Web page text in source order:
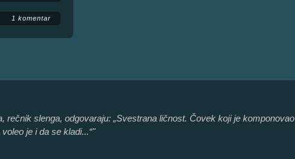
1 komentar
rečnik slenga, odgovaraju: „Svestrana ličnost. Čovek koji je komponovao
je i da se kladi...“"